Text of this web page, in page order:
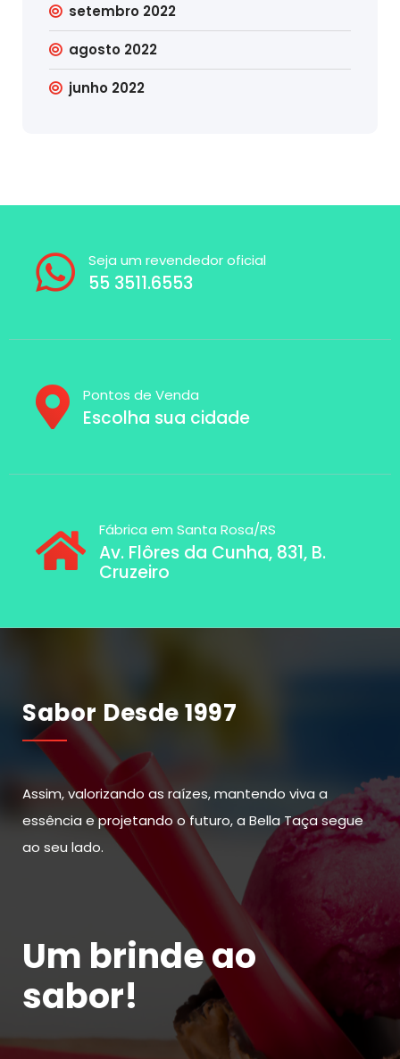
setembro 2022
agosto 2022
junho 2022
Seja um revendedor oficial
55 3511.6553
Pontos de Venda
Escolha sua cidade
Fábrica em Santa Rosa/RS
Av. Flôres da Cunha, 831, B.
Cruzeiro
Sabor Desde 1997
Assim, valorizando as raízes, mantendo viva a
essência e projetando o futuro, a Bella Taça segue
ao seu lado.
Um brinde ao
sabor!